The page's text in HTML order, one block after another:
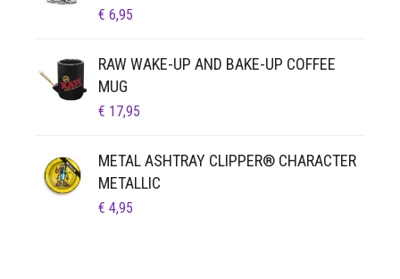
€ 6,95
RAW WAKE-UP AND BAKE-UP COFFEE
MUG
€ 17,95
METAL ASHTRAY CLIPPER® CHARACTER
METALLIC
€ 4,95